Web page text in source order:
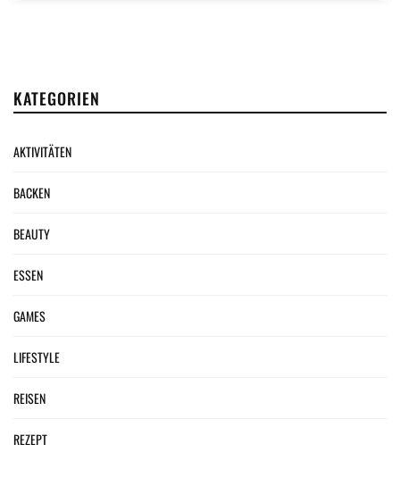
KATEGORIEN
AKTIVITÄTEN
BACKEN
BEAUTY
ESSEN
GAMES
LIFESTYLE
REISEN
REZEPT